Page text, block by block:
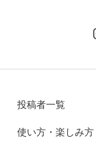
投稿者一覧
使い方・楽しみ方